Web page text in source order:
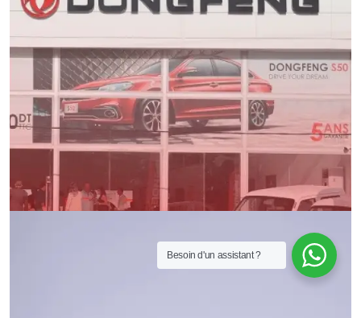
Besoin d'un assistant ?